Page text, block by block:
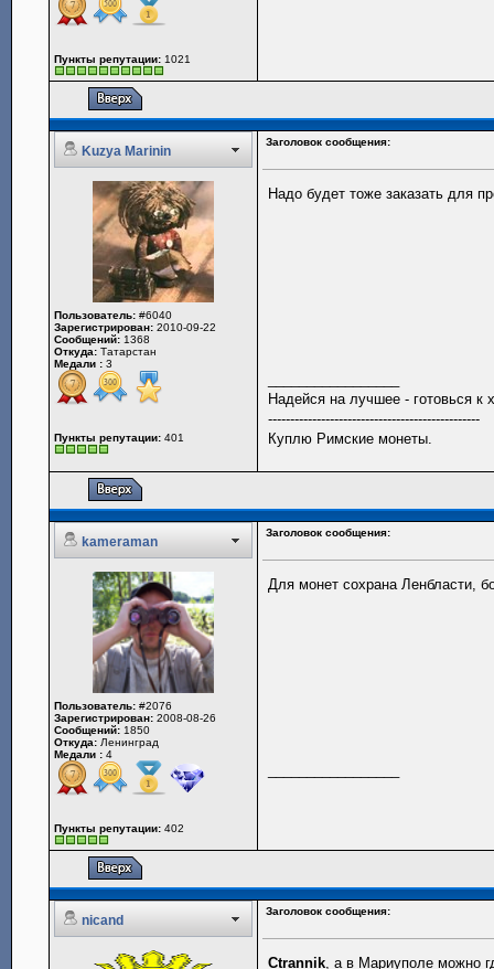
Пункты репутации: 1021
Kuzya Marinin
Заголовок сообщения:
Пользователь: #6040
Зарегистрирован: 2010-09-22
Сообщений: 1368
Откуда: Татарстан
Медали : 3
Пункты репутации: 401
Надо будет тоже заказать для
Надейся на лучшее - готовься к
------------------------------------------------
Куплю Римские монеты.
kameraman
Заголовок сообщения:
Пользователь: #2076
Зарегистрирован: 2008-08-26
Сообщений: 1850
Откуда: Ленинград
Медали : 4
Пункты репутации: 402
Для монет сохрана Ленбласти,
nicand
Заголовок сообщения:
Ctrannik, а в Мариуполе можно